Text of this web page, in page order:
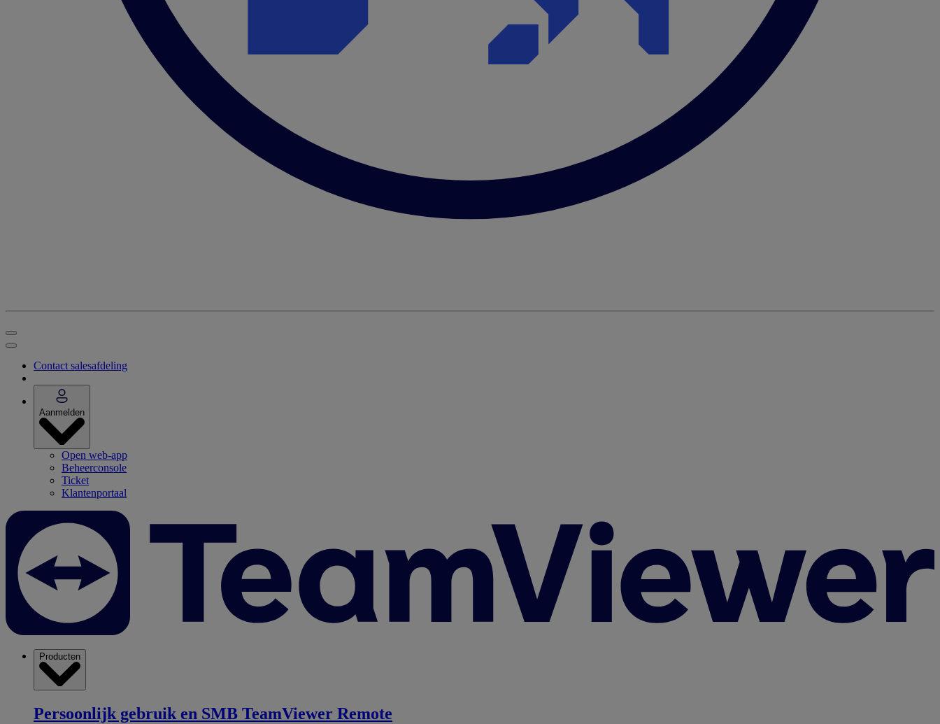
Contact salesafdeling
Aanmelden
Open web-app
Beheerconsole
Ticket
Klantenportaal
Producten
Persoonlijk gebruik en SMB TeamViewer Remote